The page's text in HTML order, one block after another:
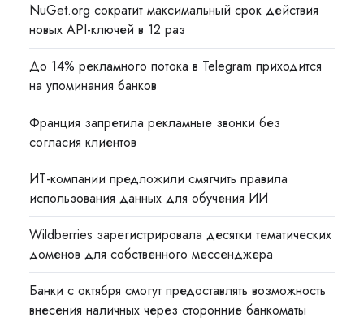
NuGet.org сократит максимальный срок действия
новых API-ключей в 12 раз
До 14% рекламного потока в Telegram приходится
на упоминания банков
Франция запретила рекламные звонки без
согласия клиентов
ИТ-компании предложили смягчить правила
использования данных для обучения ИИ
Wildberries зарегистрировала десятки тематических
доменов для собственного мессенджера
Банки с октября смогут предоставлять возможность
внесения наличных через сторонние банкоматы